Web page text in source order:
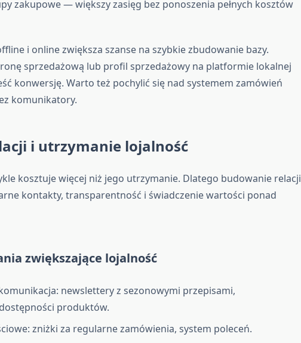
zakupowe — większy zasięg bez ponoszenia pełnych kosztów
i online zwiększa szanse na szybkie zbudowanie bazy.
sprzedażową lub profil sprzedażowy na platformie lokalnej
konwersję. Warto też pochylić się nad systemem zamówień
komunikatory.
i utrzymanie lojalność
kosztuje więcej niż jego utrzymanie. Dlatego budowanie relacji
kontakty, transparentność i świadczenie wartości ponad
zwiększające lojalność
newslettery z sezonowymi przepisami,
produktów.
zniżki za regularne zamówienia, system poleceń.